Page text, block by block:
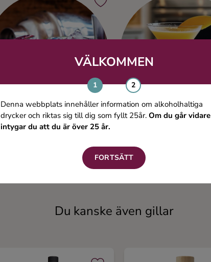
VÄLKOMMEN
Denna webbplats innehåller information om alkoholhaltiga
drycker och riktas sig till dig som fyllt 25år. Om du går vidare
intygar du att du är över 25 år.
FORTSÄTT
Du kanske även gillar